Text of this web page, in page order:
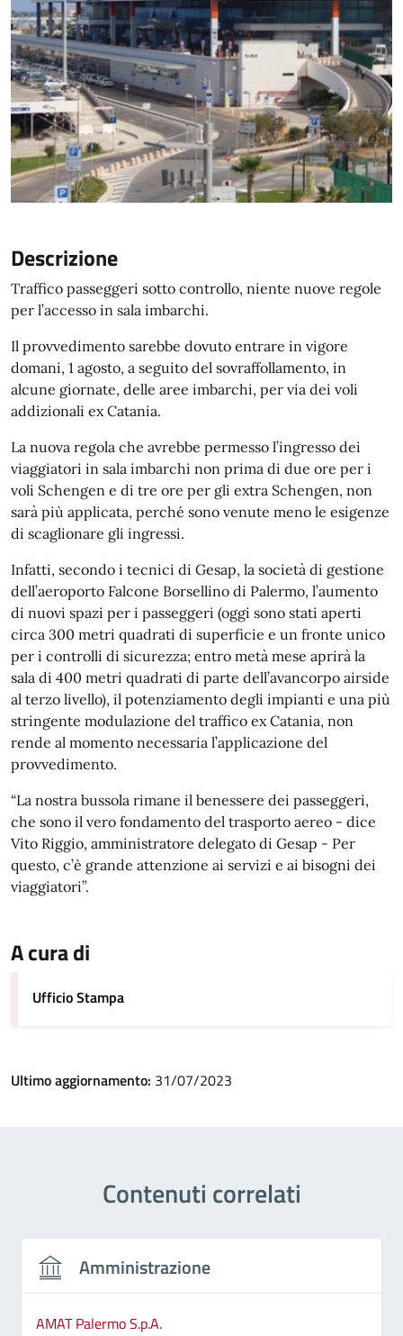
Descrizione
Traffico passeggeri sotto controllo, niente nuove regole
per l’accesso in sala imbarchi.
Il provvedimento sarebbe dovuto entrare in vigore
domani, 1 agosto, a seguito del sovraffollamento, in
alcune giornate, delle aree imbarchi, per via dei voli
addizionali ex Catania.
La nuova regola che avrebbe permesso l’ingresso dei
viaggiatori in sala imbarchi non prima di due ore per i
voli Schengen e di tre ore per gli extra Schengen, non
sarà più applicata, perché sono venute meno le esigenze
di scaglionare gli ingressi.
Infatti, secondo i tecnici di Gesap, la società di gestione
dell’aeroporto Falcone Borsellino di Palermo, l’aumento
di nuovi spazi per i passeggeri (oggi sono stati aperti
circa 300 metri quadrati di superficie e un fronte unico
per i controlli di sicurezza; entro metà mese aprirà la
sala di 400 metri quadrati di parte dell’avancorpo airside
al terzo livello), il potenziamento degli impianti e una più
stringente modulazione del traffico ex Catania, non
rende al momento necessaria l’applicazione del
provvedimento.
“La nostra bussola rimane il benessere dei passeggeri,
che sono il vero fondamento del trasporto aereo - dice
Vito Riggio, amministratore delegato di Gesap - Per
questo, c’è grande attenzione ai servizi e ai bisogni dei
viaggiatori”.
A cura di
Ufficio Stampa
Ultimo aggiornamento: 31/07/2023
Contenuti correlati
Amministrazione
AMAT Palermo S.p.A.